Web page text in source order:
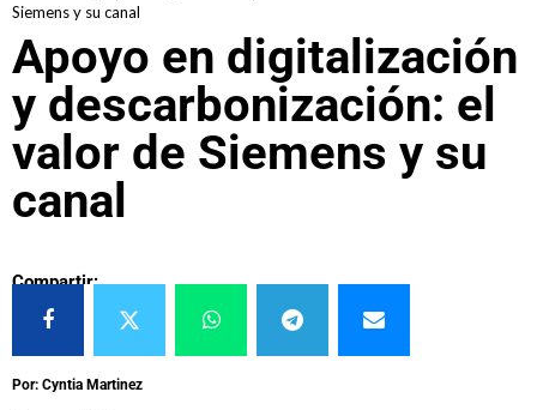
Siemens y su canal
Apoyo en digitalización
y descarbonización: el
valor de Siemens y su
canal
Compartir:
Por: Cyntia Martinez